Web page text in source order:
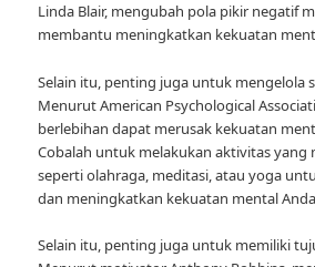
Linda Blair, mengubah pola pikir negatif
membantu meningkatkan kekuatan
Selain itu, penting juga untuk mengelola
Menurut American Psychological
berlebihan dapat merusak kekuatan
Cobalah untuk melakukan aktivitas yang
seperti olahraga, meditasi, atau yoga
dan meningkatkan kekuatan mental
Selain itu, penting juga untuk memiliki